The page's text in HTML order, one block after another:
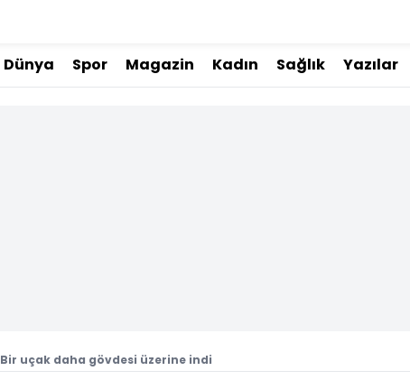
Dünya Spor Magazin Kadın Sağlık Yazılar
Bir uçak daha gövdesi üzerine indi